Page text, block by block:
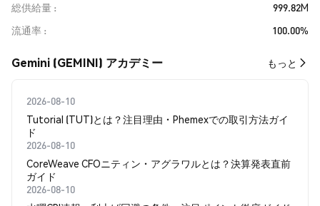
総供給量
999.82M
流通率
100.00%
Gemini (GEMINI) アカデミー もっと
2026-08-10
Tutorial (TUT)とは？注目理由・Phemexでの取引方法ガイ
ド
2026-08-10
CoreWeave CFOニティン・アグラワルとは？決算発表直前
ガイド
2026-08-10